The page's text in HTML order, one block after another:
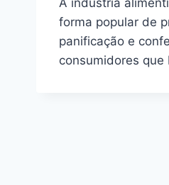
A indústria
forma popular de
panificação e
consumidores